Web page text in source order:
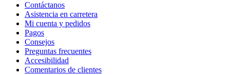
Contáctanos
Asistencia en carretera
Mi cuenta y pedidos
Pagos
Consejos
Preguntas frecuentes
Accesibilidad
Comentarios de clientes